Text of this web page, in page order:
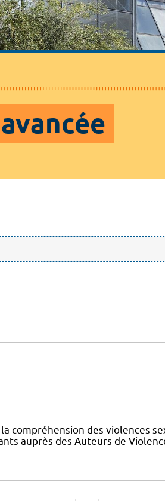
compréhension des violences
auprès des Auteurs de